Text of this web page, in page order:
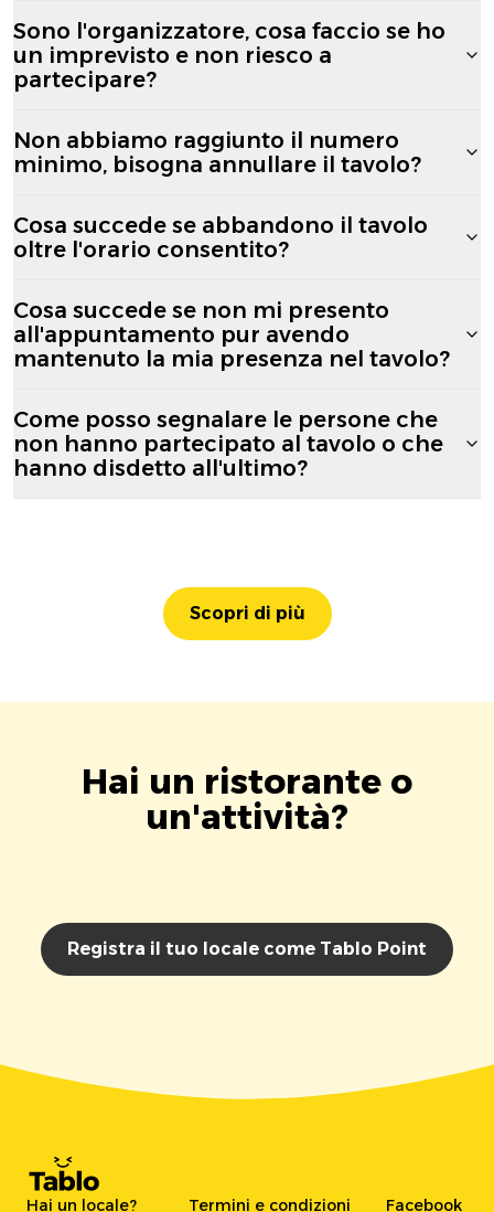
Sono l'organizzatore, cosa faccio se ho
un imprevisto e non riesco a
partecipare?
Non abbiamo raggiunto il numero
minimo, bisogna annullare il tavolo?
Cosa succede se abbandono il tavolo
oltre l'orario consentito?
Cosa succede se non mi presento
all'appuntamento pur avendo
mantenuto la mia presenza nel tavolo?
Come posso segnalare le persone che
non hanno partecipato al tavolo o che
hanno disdetto all'ultimo?
Scopri di più
Hai un ristorante o
un'attività?
Registra il tuo locale come Tablo Point
Hai un locale? Termini e condizioni Facebook